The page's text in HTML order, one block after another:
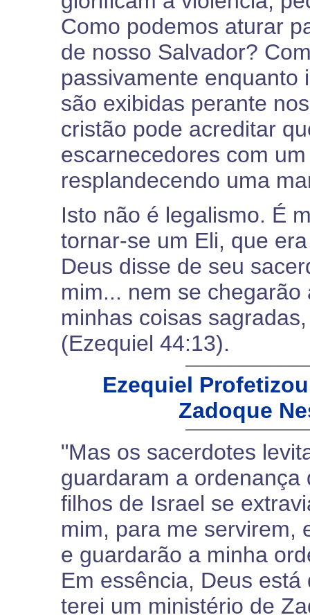
Como podemos aturar
de nosso Salvador?
passivamente enquanto
são exibidas perante
cristão pode acreditar
escarnecedores com
resplandecendo uma
Isto não é legalismo. É
tornar-se um Eli, que
Deus disse de seu
mim... nem se
minhas coisas
(Ezequiel 44:13).
Ezequiel
Zadoque
"Mas os sacerdotes
guardaram a
filhos de Israel se
mim, para me servirem,
e guardarão a minha
Em essência, Deus
terei um ministério de